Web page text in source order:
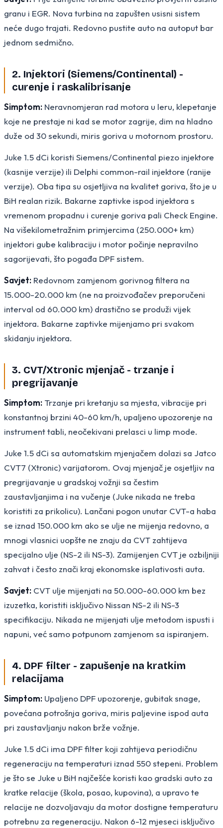
granu i EGR. Nova turbina na zapušten usisni sistem
neće dugo trajati. Redovno pustite auto na autoput bar
jednom sedmično.
2. Injektori (Siemens/Continental) -
curenje i raskalibrisanje
Simptom: Neravnomjeran rad motora u leru, klepetanje
koje ne prestaje ni kad se motor zagrije, dim na hladno
duže od 30 sekundi, miris goriva u motornom prostoru.
Juke 1.5 dCi koristi Siemens/Continental piezo injektore
(kasnije verzije) ili Delphi common-rail injektore (ranije
verzije). Oba tipa su osjetljiva na kvalitet goriva, što je u
BiH realan rizik. Bakarne zaptivke ispod injektora s
vremenom propadnu i curenje goriva pali Check Engine.
Na višekilometražnim primjercima (250.000+ km)
injektori gube kalibraciju i motor počinje nepravilno
sagorijevati, što pogađa DPF sistem.
Savjet: Redovnom zamjenom gorivnog filtera na
15.000-20.000 km (ne na proizvođačev preporučeni
interval od 60.000 km) drastično se produži vijek
injektora. Bakarne zaptivke mijenjamo pri svakom
skidanju injektora.
3. CVT/Xtronic mjenjač - trzanje i
pregrijavanje
Simptom: Trzanje pri kretanju sa mjesta, vibracije pri
konstantnoj brzini 40-60 km/h, upaljeno upozorenje na
instrument tabli, neočekivani prelasci u limp mode.
Juke 1.5 dCi sa automatskim mjenjačem dolazi sa Jatco
CVT7 (Xtronic) varijatorom. Ovaj mjenjač je osjetljiv na
pregrijavanje u gradskoj vožnji sa čestim
zaustavljanjima i na vučenje (Juke nikada ne treba
koristiti za prikolicu). Lančani pogon unutar CVT-a haba
se iznad 150.000 km ako se ulje ne mijenja redovno, a
mnogi vlasnici uopšte ne znaju da CVT zahtijeva
specijalno ulje (NS-2 ili NS-3). Zamijenjen CVT je ozbiljniji
zahvat i često znači kraj ekonomske isplativosti auta.
Savjet: CVT ulje mijenjati na 50.000-60.000 km bez
izuzetka, koristiti isključivo Nissan NS-2 ili NS-3
specifikaciju. Nikada ne mijenjati ulje metodom ispusti i
napuni, već samo potpunom zamjenom sa ispiranjem.
4. DPF filter - zapušenje na kratkim
relacijama
Simptom: Upaljeno DPF upozorenje, gubitak snage,
povećana potrošnja goriva, miris paljevine ispod auta
pri zaustavljanju nakon brže vožnje.
Juke 1.5 dCi ima DPF filter koji zahtijeva periodičnu
regeneraciju na temperaturi iznad 550 stepeni. Problem
je što se Juke u BiH najčešće koristi kao gradski auto za
kratke relacije (škola, posao, kupovina), a upravo te
relacije ne dozvoljavaju da motor dostigne temperaturu
potrebnu za regeneraciju. Nakon 6-12 mjeseci isključivo